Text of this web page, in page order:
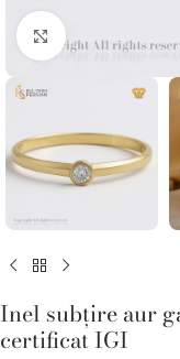
Inel subțire aur
certificat IGI